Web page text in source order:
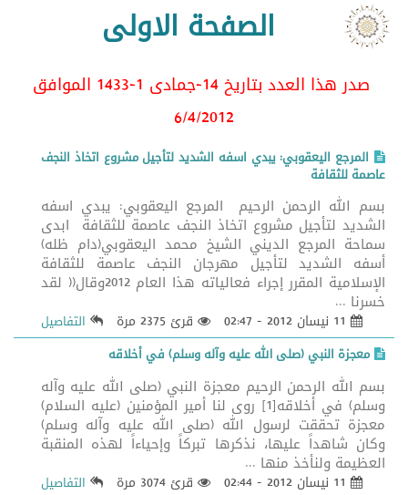
الصفحة الاولى
صدر هذا العدد بتاريخ 14-جمادى 1-1433 الموافق
6/4/2012
المرجع اليعقوبي: يبدي اسفه الشديد لتأجيل مشروع اتخاذ النجف
عاصمة للثقافة
بسم الله الرحمن الرحيم المرجع اليعقوبي: يبدي اسفه
الشديد لتأجيل مشروع اتخاذ النجف عاصمة للثقافة ابدى
سماحة المرجع الديني الشيخ محمد اليعقوبي(دام ظله)
أسفه الشديد لتأجيل مهرجان النجف عاصمة للثقافة
الإسلامية المقرر إجراء فعالياته هذا العام 2012وقال(( لقد
خسرنا ...
قرئ 2375 مرة
التفاصيل
معجزة النبي (صلى الله عليه وآله وسلم) في أخلاقه
بسم الله الرحمن الرحيم معجزة النبي (صلى الله عليه وآله
وسلم) في أخلاقه[1] روى لنا أمير المؤمنين (عليه السلام)
معجزة تحققت لرسول الله (صلى الله عليه وآله وسلم)
وكان شاهداً عليها، نذكرها تبركاً وإحياءاً لهذه المنقبة
العظيمة ولنأخذ منها ...
قرئ 3074 مرة التفاصيل